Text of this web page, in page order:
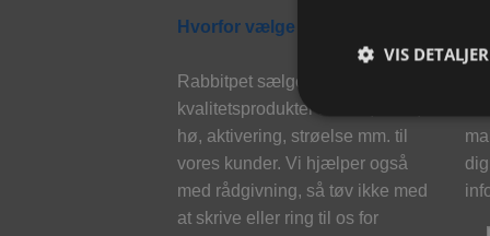
Hvorfor vælge Rabbitpet?
Rabbitpet sælger ikke kun
kvalitetsprodukter såsom, foder,
hø, aktivering, strøelse mm. til
vores kunder. Vi hjælper også
med rådgivning, så tøv ikke med
at skrive eller ring til os for
VIS DETALJER